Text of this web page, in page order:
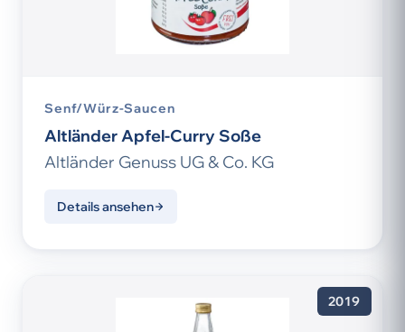
Senf/Würz-Saucen
Altländer Apfel-Curry Soße
Altländer Genuss UG & Co. KG
Details ansehen
2019